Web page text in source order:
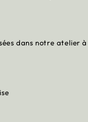
dans notre atelier